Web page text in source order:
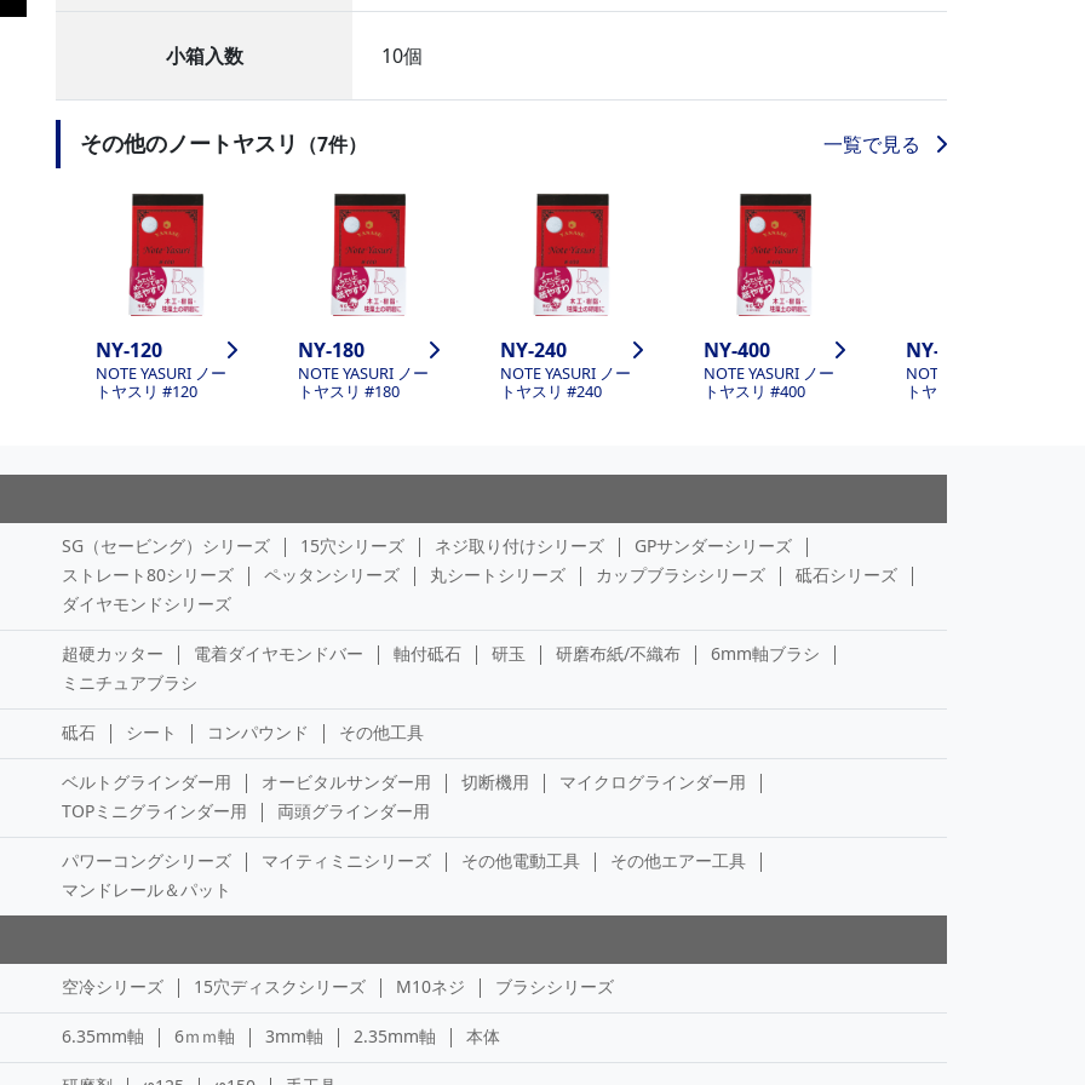
小箱入数 10個
その他のノートヤスリ （7件） 一覧で見る
NY-120
NOTE YASURI ノー
トヤスリ #120
NY-180
NOTE YASURI ノー
トヤスリ #180
NY-240
NOTE YASURI ノー
トヤスリ #240
NY-400
NOTE YASURI ノー
トヤスリ #400
NY-600
NOTE YASURI ノー
トヤスリ #600
SG（セービング）シリーズ 15穴シリーズ ネジ取り付けシリーズ
GPサンダーシリーズ
ストレート80シリーズ
ペッタンシリーズ 丸シートシリーズ カップブラシシリーズ
砥石シリーズ
ダイヤモンドシリーズ
超硬カッター 電着ダイヤモンドバー 軸付砥石 研玉 研磨布紙/不織布
6mm軸ブラシ
ミニチュアブラシ
砥石 シート コンパウンド その他工具
ベルトグラインダー用 オービタルサンダー用 切断機用
マイクログラインダー用
TOPミニグラインダー用
両頭グラインダー用
パワーコングシリーズ マイティミニシリーズ その他電動工具
その他エアー工具
マンドレール＆パット
空冷シリーズ 15穴ディスクシリーズ M10ネジ ブラシシリーズ
6.35mm軸 6ｍｍ軸 3mm軸 2.35mm軸 本体